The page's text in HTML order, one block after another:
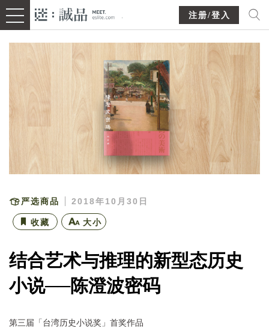
注册/登入
严选商品 2018年10月30日
收藏 大小
结合艺术与推理的新型态历史
小说──陈澄波密码
第三届「台湾历史小说奖」首奖作品